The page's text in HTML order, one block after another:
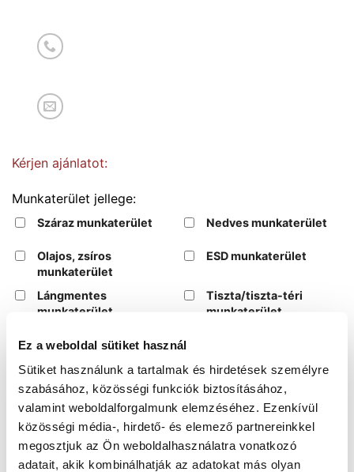
Ez a weboldal sütiket használ
Sütiket használunk a tartalmak és hirdetések személyre
szabásához, közösségi funkciók biztosításához,
valamint weboldalforgalmunk elemzéséhez. Ezenkívül
közösségi média-, hirdető- és elemező partnereinkkel
megosztjuk az Ön weboldalhasználatra vonatkozó
adatait, akik kombinálhatják az adatokat más olyan
Kérjen ajánlatot:
Munkaterület jellege:
Száraz munkaterület Nedves munkaterület
Olajos, zsíros
munkaterület
ESD munkaterület
Lángmentes
munkaterület
Tiszta/tiszta-téri
munkaterület
AJÁNLATKÉRÉS